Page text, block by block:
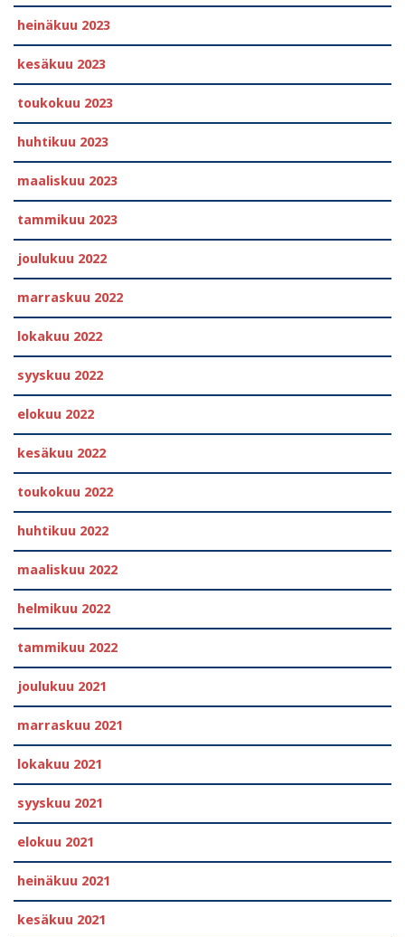
heinäkuu 2023
kesäkuu 2023
toukokuu 2023
huhtikuu 2023
maaliskuu 2023
tammikuu 2023
joulukuu 2022
marraskuu 2022
lokakuu 2022
syyskuu 2022
elokuu 2022
kesäkuu 2022
toukokuu 2022
huhtikuu 2022
maaliskuu 2022
helmikuu 2022
tammikuu 2022
joulukuu 2021
marraskuu 2021
lokakuu 2021
syyskuu 2021
elokuu 2021
heinäkuu 2021
kesäkuu 2021